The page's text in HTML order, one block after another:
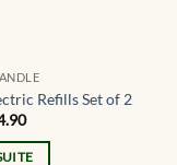
Refills Set of 2